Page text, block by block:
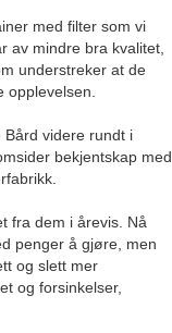
med filter som vi
av mindre bra kvalitet,
understreker at de
videre rundt i
bekjentskap med
fra dem i årevis. Nå
penger å gjøre, men
og slett mer
og forsinkelser,